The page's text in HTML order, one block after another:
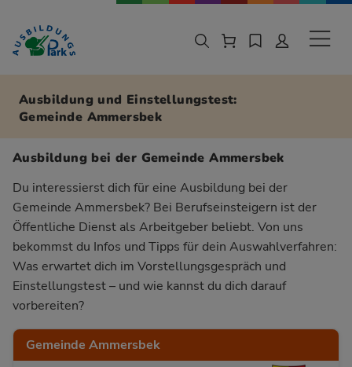
Zur Navigation springen
Zu den Hauptinhalten springen
Ausbildung und Einstellungstest:
Gemeinde Ammersbek
Ausbildung bei der Gemeinde Ammersbek
Du interessierst dich für eine Ausbildung bei der
Gemeinde Ammersbek? Bei Berufseinsteigern ist der
Öffentliche Dienst als Arbeitgeber beliebt. Von uns
bekommst du Infos und Tipps für dein Auswahlverfahren:
Was erwartet dich im Vorstellungsgespräch und
Einstellungstest – und wie kannst du dich darauf
vorbereiten?
Gemeinde Ammersbek